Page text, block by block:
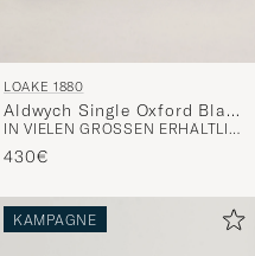
LOAKE 1880
Aldwych Single Oxford Black
Calf
IN VIELEN GRÖSSEN ERHÄLTLICH
430€
KAMPAGNE